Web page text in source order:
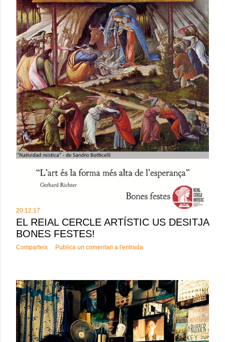
20.12.17
EL REIAL CERCLE ARTÍSTIC US DESITJA
BONES FESTES!
Comparteix Publica un comentari a l'entrada